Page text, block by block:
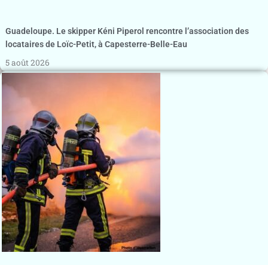
Guadeloupe. Le skipper Kéni Piperol rencontre l’association des
locataires de Loïc-Petit, à Capesterre-Belle-Eau
5 août 2026